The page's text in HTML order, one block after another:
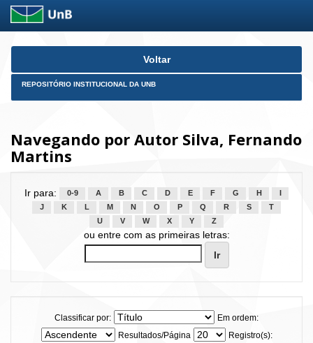
Skip
Voltar
REPOSITÓRIO INSTITUCIONAL DA UNB
Navegando por Autor Silva, Fernando
Martins
Ir para: 0-9 A B C D E F G H
J
K L M N O P Q R S
T
U
V W X Y Z
ou entre com as primeiras letras:
Classificar por:
Em ordem:
Resultados/Página
Registro(s):